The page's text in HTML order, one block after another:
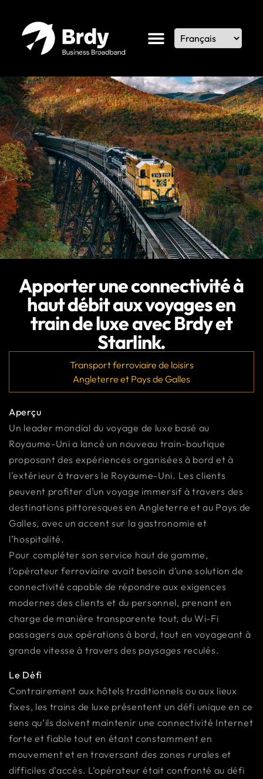
Apporter une connectivité à
haut débit aux voyages en
train de luxe avec Brdy et
Starlink.
Transport ferroviaire de loisirs
Angleterre et Pays de Galles
Aperçu
Un leader mondial du voyage de luxe basé au
Royaume-Uni a lancé un nouveau train-boutique
proposant des expériences organisées à bord et à
l’extérieur à travers le Royaume-Uni. Les clients
peuvent profiter d’un voyage immersif à travers des
destinations pittoresques en Angleterre et au Pays de
Galles, avec un accent sur la gastronomie et
l’hospitalité.
Pour compléter son service haut de gamme,
l’opérateur ferroviaire avait besoin d’une solution de
connectivité capable de répondre aux exigences
modernes des clients et du personnel, prenant en
charge de manière transparente tout, du Wi-Fi
passagers aux opérations à bord, tout en voyageant à
grande vitesse à travers des paysages reculés.
Le Défi
Contrairement aux hôtels traditionnels ou aux lieux
fixes, les trains de luxe présentent un défi unique en ce
sens qu’ils doivent maintenir une connectivité Internet
forte et fiable tout en étant constamment en
mouvement et en traversant des zones rurales et
difficiles d’accès. L’opérateur était confronté au défi